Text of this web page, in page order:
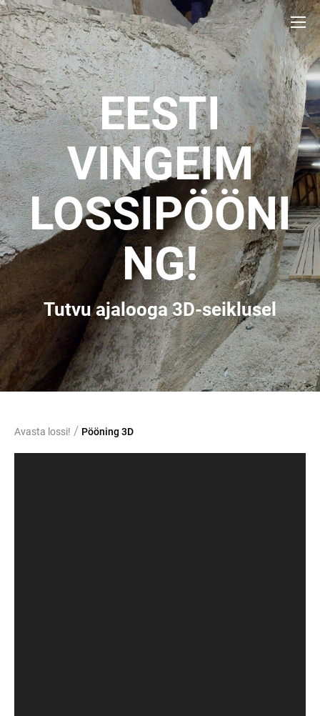
EESTI
VINGEIM
LOSSIPÖÖNI
NG!
Tutvu ajalooga 3D-seiklusel
Avasta lossi! / Pööning 3D